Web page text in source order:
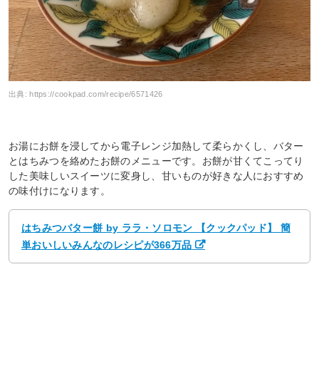
出典: https://cookpad.com/recipe/6571426
お湯にお餅を浸してから電子レンジ加熱して柔らかくし、バター
とはちみつを絡めたお餅のメニューです。お餅が甘くてこってり
した美味しいスイーツに変身し、甘いものが好きな人におすすめ
の味付けになります。
はちみつバター餅 by ララ・ソロモン 【クックパッド】 簡
単おいしいみんなのレシピが366万品